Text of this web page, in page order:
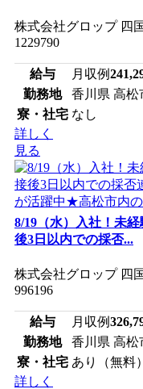
株式会社グロップ 四
1229790
給与 月収例
勤務地
香川県 高松
寮・社宅 なし
詳しく
見る
8/19（水）入社！未
後3日以内での採否...
株式会社グロップ 四
996196
給与 月収例
勤務地
香川県 高松
寮・社宅 あり（無料）
詳しく